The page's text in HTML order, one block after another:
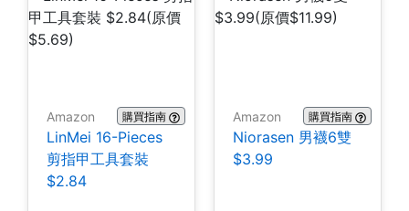
Amazon 購買指南
LinMei 16-Pieces
剪指甲工具套裝
$2.84
Amazon 購買指南
Niorasen 男襪6雙
$3.99